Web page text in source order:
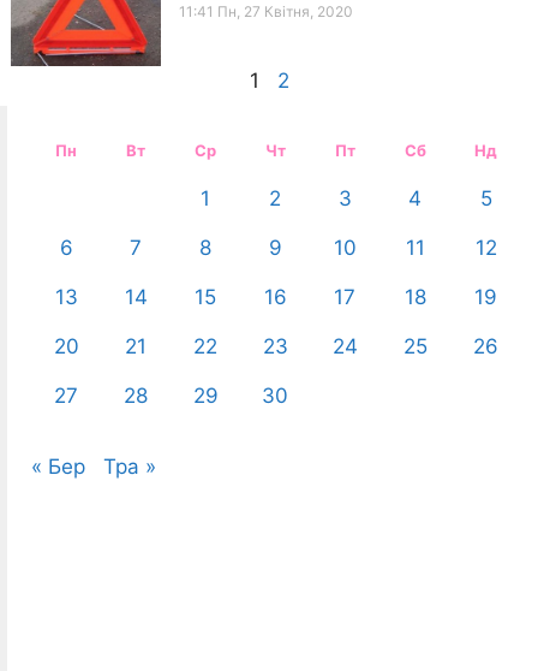
11:41 Пн, 27 Квітня, 2020
1 2
Пн Вт Ср Чт Пт Сб Нд
1 2 3 4 5
6 7 8 9 10 11 12
13 14 15 16 17 18 19
20 21 22 23 24 25 26
27 28 29 30
« Бер Тра »